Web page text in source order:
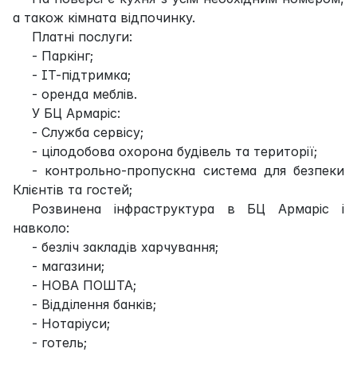
а також кімната відпочинку.
Платні послуги:
- Паркінг;
- ІТ-підтримка;
- оренда меблів.
У БЦ Армаріс:
- Служба сервісу;
- цілодобова охорона будівель та території;
- контрольно-пропускна система для безпеки
Клієнтів та гостей;
Розвинена інфраструктура в БЦ Армаріс і
навколо:
- безліч закладів харчування;
- магазини;
- НОВА ПОШТА;
- Відділення банків;
- Нотаріуси;
- готель;